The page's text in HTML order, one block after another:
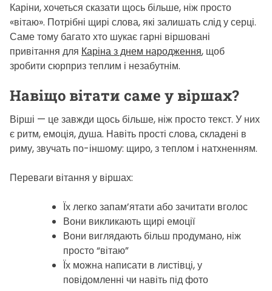
d
t
i
m
Каріни, хочеться сказати щось більше, ніж просто
«вітаю». Потрібні щирі слова, які залишать слід у серці.
Саме тому багато хто шукає гарні віршовані
привітання для Каріна з днем народження, щоб
зробити сюрприз теплим і незабутнім.
Навіщо вітати саме у віршах?
Вірші — це завжди щось більше, ніж просто текст. У них
є ритм, емоція, душа. Навіть прості слова, складені в
риму, звучать по-іншому: щиро, з теплом і натхненням.
Переваги вітання у віршах:
Їх легко запам’ятати або зачитати вголос
Вони викликають щирі емоції
Вони виглядають більш продумано, ніж
просто “вітаю”
Їх можна написати в листівці, у
повідомленні чи навіть під фото